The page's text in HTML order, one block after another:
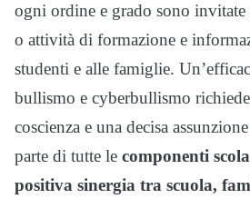
ogni ordine e grado sono
o attività di formazione e
studenti e alle famiglie.
bullismo e cyberbullismo
coscienza e una decisa
parte di tutte le componenti
positiva sinergia tra scuola,